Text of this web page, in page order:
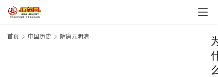
首页 中国历史 隋唐元明清